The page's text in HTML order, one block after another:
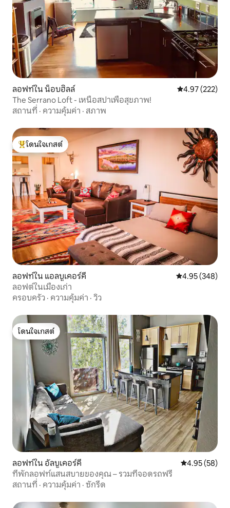
ลอฟท์ใน น็อบฮิลล์ คะแนนเฉลี่ย
4.97 (222)
The Serrano Loft - เหนือสปาเพื่อสุขภาพ!
สถานที่ · ความคุ้มค่า · สภาพ
โดนใจเกสต์ที่สุด
โดนใจเกสต์
ลอฟท์ใน แอลบูเคอร์คี คะแนนเฉลี่ย
4.95 (348)
ลอฟต์ในเมืองเก่า
ครอบครัว · ความคุ้มค่า · วิว
โดนใจเกสต์
โดนใจเกสต์
ลอฟท์ใน อัลบูเคอร์คี คะแนนเฉลี่ย
4.95 (58)
ที่พักลอฟท์แสนสบายของคุณ – รวมที่จอดรถฟรี
สถานที่ · ความคุ้มค่า · ซักรีด